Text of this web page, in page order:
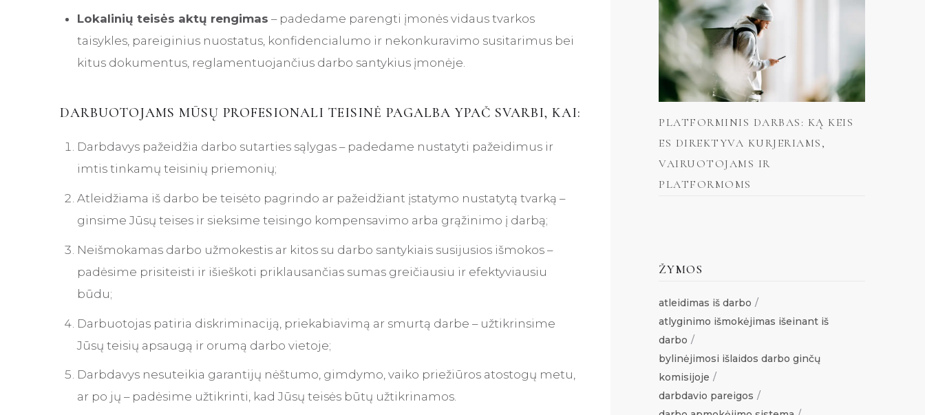
Lokalinių teisės aktų rengimas – padedame parengti įmonės vidaus tvarkos
taisykles, pareiginius nuostatus, konfidencialumo ir nekonkuravimo susitarimus bei
kitus dokumentus, reglamentuojančius darbo santykius įmonėje.
DARBUOTOJAMS MŪSŲ PROFESIONALI TEISINĖ PAGALBA YPAČ SVARBI, KAI:
Darbdavys pažeidžia darbo sutarties sąlygas – padedame nustatyti pažeidimus ir
imtis tinkamų teisinių priemonių;
Atleidžiama iš darbo be teisėto pagrindo ar pažeidžiant įstatymo nustatytą tvarką –
ginsime Jūsų teises ir sieksime teisingo kompensavimo arba grąžinimo į darbą;
Neišmokamas darbo užmokestis ar kitos su darbo santykiais susijusios išmokos –
padėsime prisiteisti ir išieškoti priklausančias sumas greičiausiu ir efektyviausiu
būdu;
Darbuotojas patiria diskriminaciją, priekabiavimą ar smurtą darbe – užtikrinsime
Jūsų teisių apsaugą ir orumą darbo vietoje;
Darbdavys nesuteikia garantijų nėštumo, gimdymo, vaiko priežiūros atostogų metu,
ar po jų – padėsime užtikrinti, kad Jūsų teisės būtų užtikrinamos.
PLATFORMINIS DARBAS: KĄ KEIS
ES DIREKTYVA KURJERIAMS,
VAIRUOTOJAMS IR
PLATFORMOMS
ŽYMOS
atleidimas iš darbo
atlyginimo išmokėjimas išeinant iš
darbo
bylinėjimosi išlaidos darbo ginčų
komisijoje
darbdavio pareigos